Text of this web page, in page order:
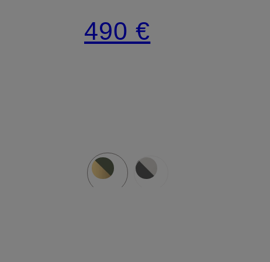
490 €